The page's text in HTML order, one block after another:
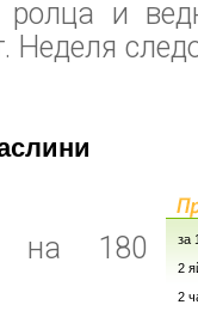
ролца и
Неделя
за
2
2
на 180